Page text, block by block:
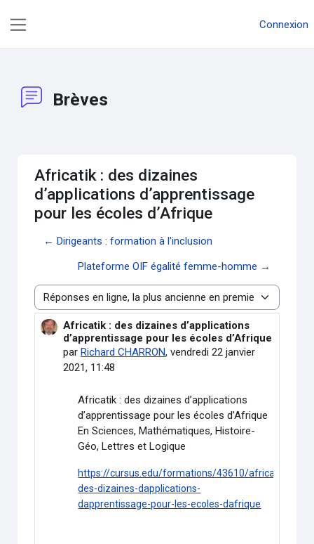
Connexion
Brèves
Africatik : des dizaines
d’applications d’apprentissage
pour les écoles d’Afrique
← Dirigeants : formation à l'inclusion
Plateforme OIF égalité femme-homme →
Type d’affichage
Africatik : des dizaines d’applications
d’apprentissage pour les écoles d’Afrique
parRichard CHARRON,vendredi 22 janvier
2021, 11:48
Nombre de réponses : 0
Africatik : des dizaines d’applications
d’apprentissage pour les écoles d’Afrique
En Sciences, Mathématiques, Histoire-
Géo, Lettres et Logique
https://cursus.edu/formations/43610/africatik-
des-dizaines-dapplications-
dapprentissage-pour-les-ecoles-dafrique